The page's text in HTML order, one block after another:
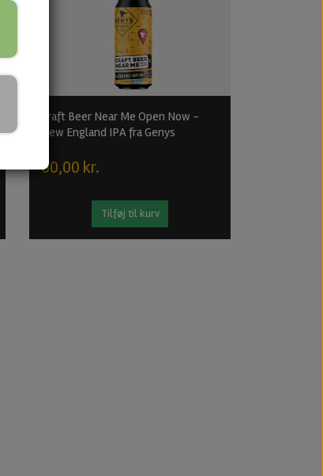
Craft Beer Near Me Open Now -
New England IPA fra Genys
60,00 kr.
Tilføj til kurv